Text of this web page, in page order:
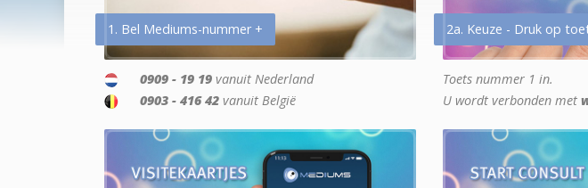
1. Bel Mediums-nummer +
0909 - 19 19 vanuit Nederland
0903 - 416 42 vanuit België
2a. Keuze - Druk op
Toets nummer 1 in.
U wordt verbonden met